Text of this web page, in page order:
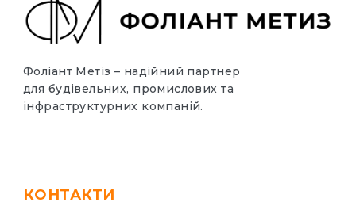
Фоліант Метіз – надійний партнер
для будівельних, промислових та
інфраструктурних компаній.
КОНТАКТИ